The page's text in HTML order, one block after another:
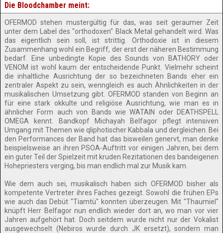
Die Bloodchamber meint:
OFERMOD stehen mustergültig für das, was seit geraumer Zeit
unter dem Label des "orthodoxen" Black Metal gehandelt wird. Was
das eigentlich sein soll, ist strittig. Orthodoxie ist in diesem
Zusammenhang wohl ein Begriff, der erst der näheren Bestimmung
bedarf. Eine unbedingte Kopie des Sounds von BATHORY oder
VENOM ist wohl kaum der entscheidende Punkt. Vielmehr scheint
die inhaltliche Ausrichtung der so bezeichneten Bands eher ein
zentraler Aspekt zu sein, wenngleich es auch Ähnlichkeiten in der
musikalischen Umsetzung gibt. OFERMOD standen von Beginn an
für eine stark okkulte und religiöse Ausrichtung, wie man es in
ähnlicher Form auch von Bands wie WATAIN oder DEATHSPELL
OMEGA kennt. Bandkopf Michayah Belfagor pflegt intensiven
Umgang mit Themen wie qliphotischer Kabbala und dergleichen. Bei
den Performances der Band hat das bisweilen genervt, man denke
beispielsweise an ihren PSOA-Auftritt vor einigen Jahren, bei dem
ein guter Teil der Spielzeit mit kruden Rezitationen des bandeigenen
Hohepriesters verging, bis man endlich mal zur Musik kam.
Wie dem auch sei, musikalisch haben sich OFERMOD bisher als
kompetente Vertreter ihres Faches gezeigt. Sowohl die frühen EPs
wie auch das Debüt "Tiamtü" konnten überzeugen. Mit "Thaumiel"
knüpft Herr Belfagor nun endlich wieder dort an, wo man vor vier
Jahren aufgehört hat. Doch seitdem wurde nicht nur der Vokalist
ausgewechselt (Nebiros wurde durch JK ersetzt), sondern man